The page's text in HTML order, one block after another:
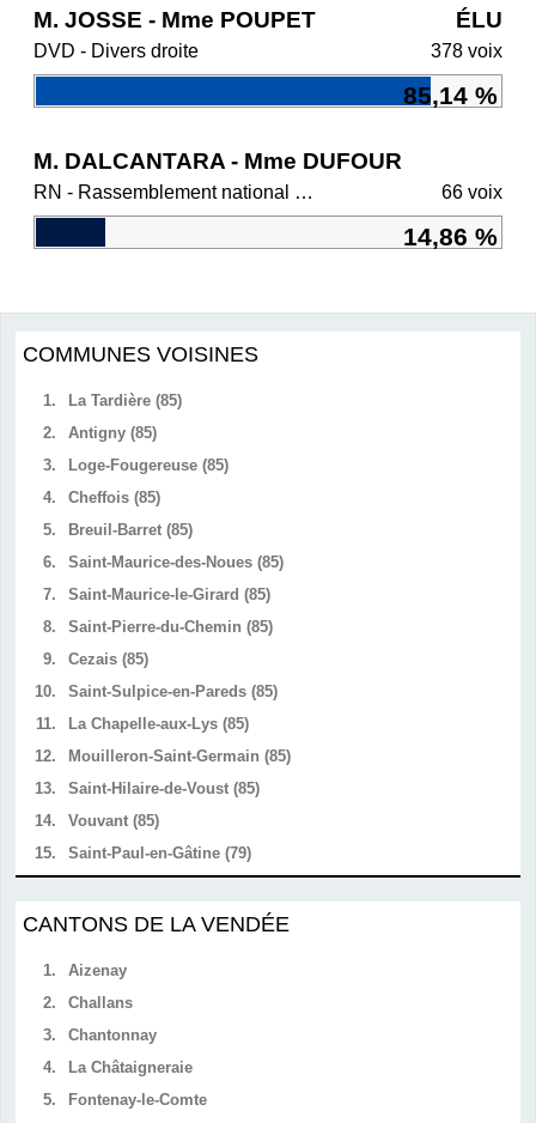
M. JOSSE - Mme POUPET ÉLU
DVD - Divers droite 378 voix
85,14 %
M. DALCANTARA - Mme DUFOUR
RN - Rassemblement national et ses alliés 66 voix
14,86 %
COMMUNES VOISINES
1.
La Tardière (85)
2.
Antigny (85)
3.
Loge-Fougereuse (85)
4.
Cheffois (85)
5.
Breuil-Barret (85)
6.
Saint-Maurice-des-Noues (85)
7.
Saint-Maurice-le-Girard (85)
8.
Saint-Pierre-du-Chemin (85)
9.
Cezais (85)
10.
Saint-Sulpice-en-Pareds (85)
11.
La Chapelle-aux-Lys (85)
12.
Mouilleron-Saint-Germain (85)
13.
Saint-Hilaire-de-Voust (85)
14.
Vouvant (85)
15.
Saint-Paul-en-Gâtine (79)
CANTONS DE LA VENDÉE
1.
Aizenay
2.
Challans
3.
Chantonnay
4.
La Châtaigneraie
5.
Fontenay-le-Comte